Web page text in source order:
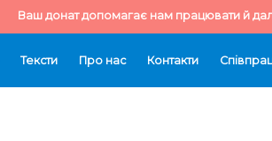
Ваш донат допомагає нам працювати й
Тексти Про нас Контакти